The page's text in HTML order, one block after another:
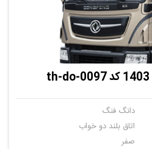
دانگ فنگ
اتاق بلند دو خواب
صفر